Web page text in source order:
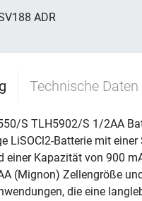
ADR
Technische Daten
S TLH5902/S 1/2AA
LiSOCl2-Batterie mit einer
einer Kapazität von 900
(Mignon) Zellengröße
die eine